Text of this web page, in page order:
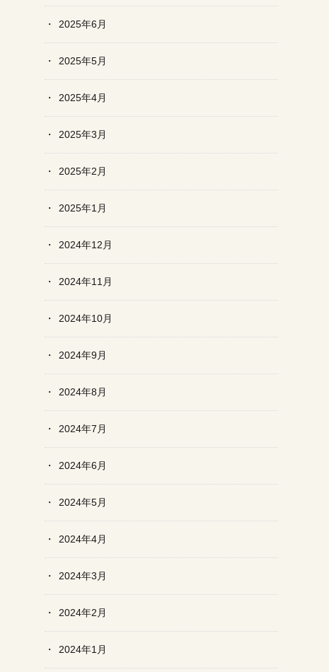
2025年6月
2025年5月
2025年4月
2025年3月
2025年2月
2025年1月
2024年12月
2024年11月
2024年10月
2024年9月
2024年8月
2024年7月
2024年6月
2024年5月
2024年4月
2024年3月
2024年2月
2024年1月